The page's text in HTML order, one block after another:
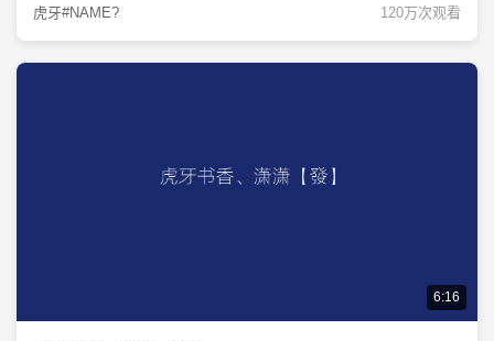
虎牙#NAME? 120万次观看
6:16